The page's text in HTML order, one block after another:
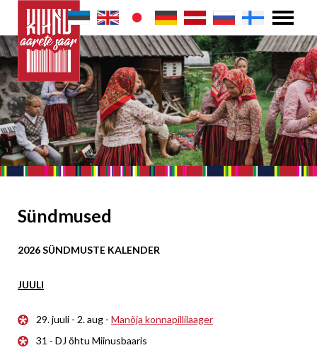
Sündmused
2026 SÜNDMUSTE KALENDER
JUULI
29. juuli - 2. aug - Manõja konnapillilaager
31 - DJ õhtu Miinusbaaris